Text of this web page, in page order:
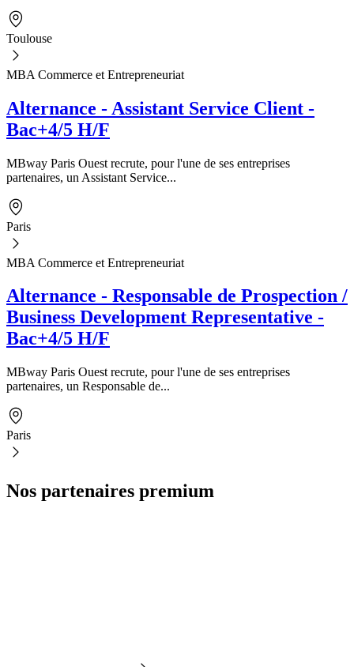
Toulouse
MBA Commerce et Entrepreneuriat
Alternance - Assistant Service Client -
Bac+4/5 H/F
MBway Paris Ouest recrute, pour l'une de ses entreprises
partenaires, un Assistant Service...
Paris
MBA Commerce et Entrepreneuriat
Alternance - Responsable de Prospection /
Business Development Representative -
Bac+4/5 H/F
MBway Paris Ouest recrute, pour l'une de ses entreprises
partenaires, un Responsable de...
Paris
Nos partenaires premium